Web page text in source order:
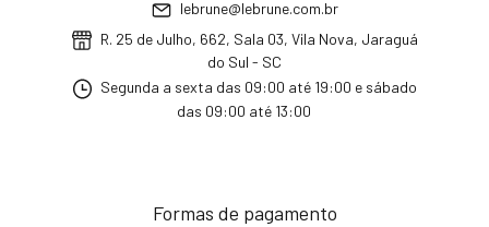
lebrune@lebrune.com.br
R. 25 de Julho, 662, Sala 03, Vila Nova, Jaraguá
do Sul - SC
Segunda a sexta das 09:00 até 19:00 e sábado
das 09:00 até 13:00
Formas de pagamento